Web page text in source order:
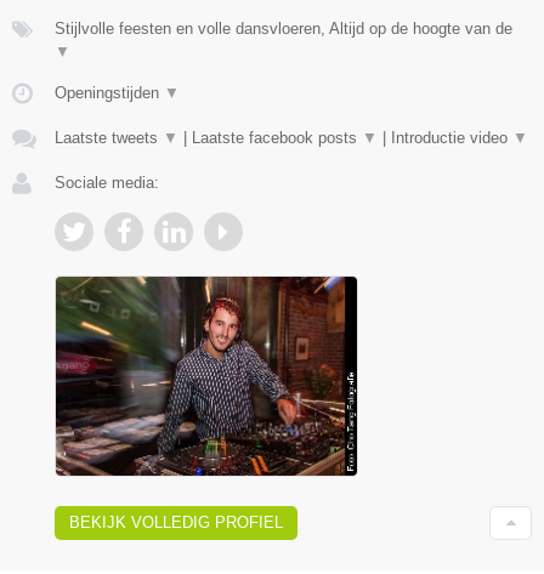
Stijlvolle feesten en volle dansvloeren, Altijd op de hoogte van de
▼
Openingstijden ▼
Laatste tweets ▼ | Laatste facebook posts ▼ | Introductie video ▼
Sociale media:
BEKIJK VOLLEDIG PROFIEL